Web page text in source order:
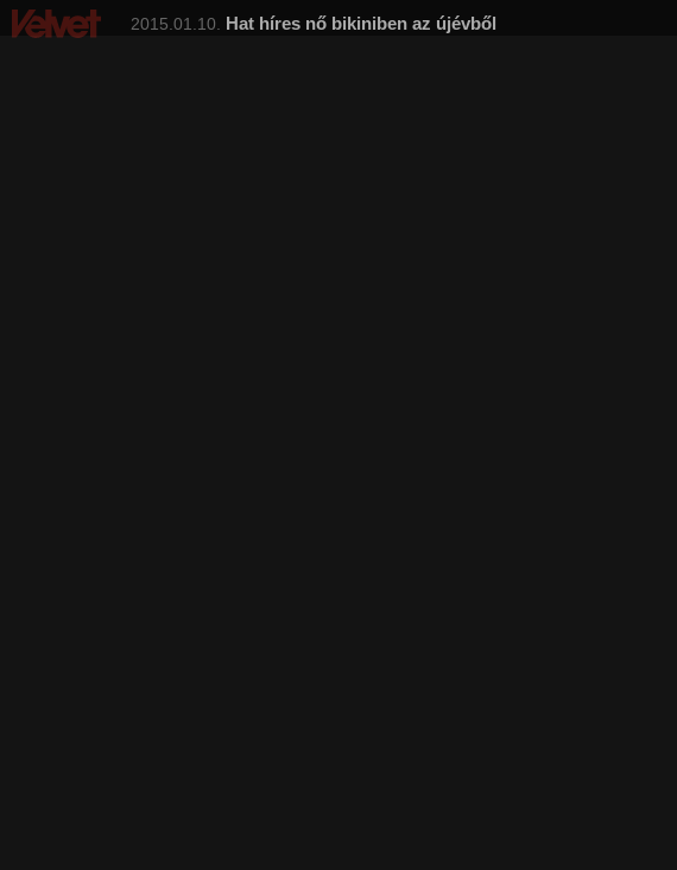
Hat híres nő bikiniben az újévből
2015.01.10.